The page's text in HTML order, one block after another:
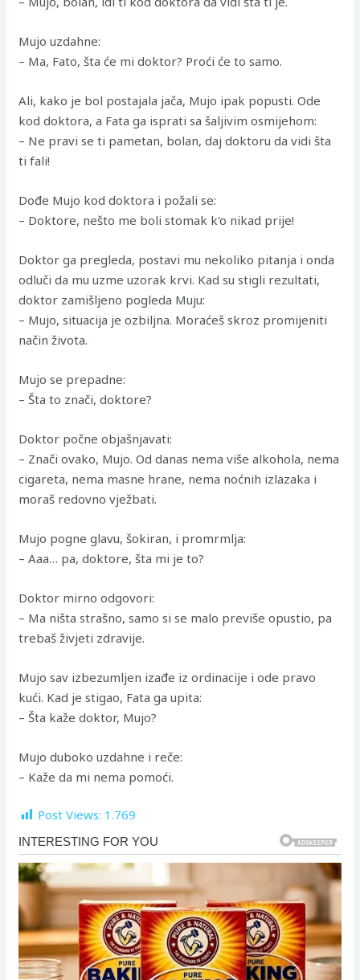
Mujo uzdahne:
– Ma, Fato, šta će mi doktor? Proći će to samo.
Ali, kako je bol postajala jača, Mujo ipak popusti. Ode
kod doktora, a Fata ga isprati sa šaljivim osmijehom:
– Ne pravi se ti pametan, bolan, daj doktoru da vidi šta
ti fali!
Dođe Mujo kod doktora i požali se:
– Doktore, nešto me boli stomak k'o nikad prije!
Doktor ga pregleda, postavi mu nekoliko pitanja i onda
odluči da mu uzme uzorak krvi. Kad su stigli rezultati,
doktor zamišljeno pogleda Muju:
– Mujo, situacija je ozbiljna. Moraćeš skroz promijeniti
način života.
Mujo se prepadne:
– Šta to znači, doktore?
Doktor počne objašnjavati:
– Znači ovako, Mujo. Od danas nema više alkohola, nema
cigareta, nema masne hrane, nema noćnih izlazaka i
moraš redovno vježbati.
Mujo pogne glavu, šokiran, i promrmlja:
– Aaa… pa, doktore, šta mi je to?
Doktor mirno odgovori:
– Ma ništa strašno, samo si se malo previše opustio, pa
trebaš živjeti zdravije.
Mujo sav izbezumljen izađe iz ordinacije i ode pravo
kući. Kad je stigao, Fata ga upita:
– Šta kaže doktor, Mujo?
Mujo duboko uzdahne i reče:
– Kaže da mi nema pomoći.
Post Views: 1.769